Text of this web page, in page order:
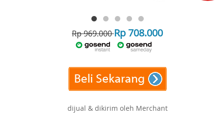
Rp 969.000Rp 708.000
dijual & dikirim oleh Merchant